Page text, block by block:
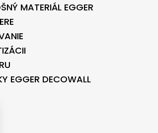
MATERIÁL EGGER
EGGER DECOWALL